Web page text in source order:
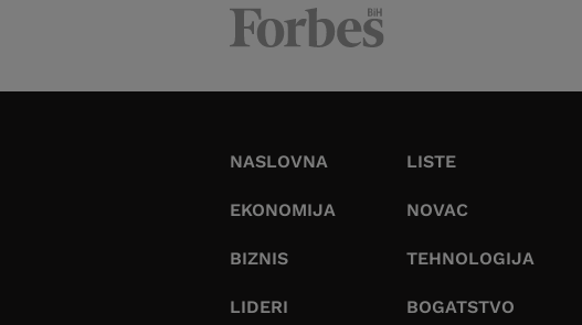
NASLOVNA
EKONOMIJA
BIZNIS
LIDERI
LISTE
NOVAC
TEHNOLOGIJA
BOGATSTVO